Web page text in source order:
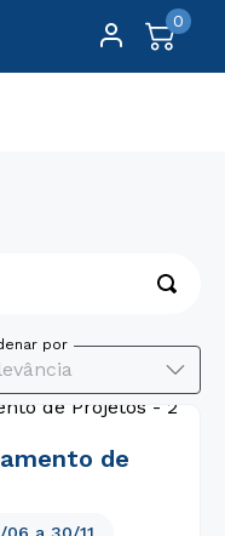
0
de
MAIS BUSCADOS
física